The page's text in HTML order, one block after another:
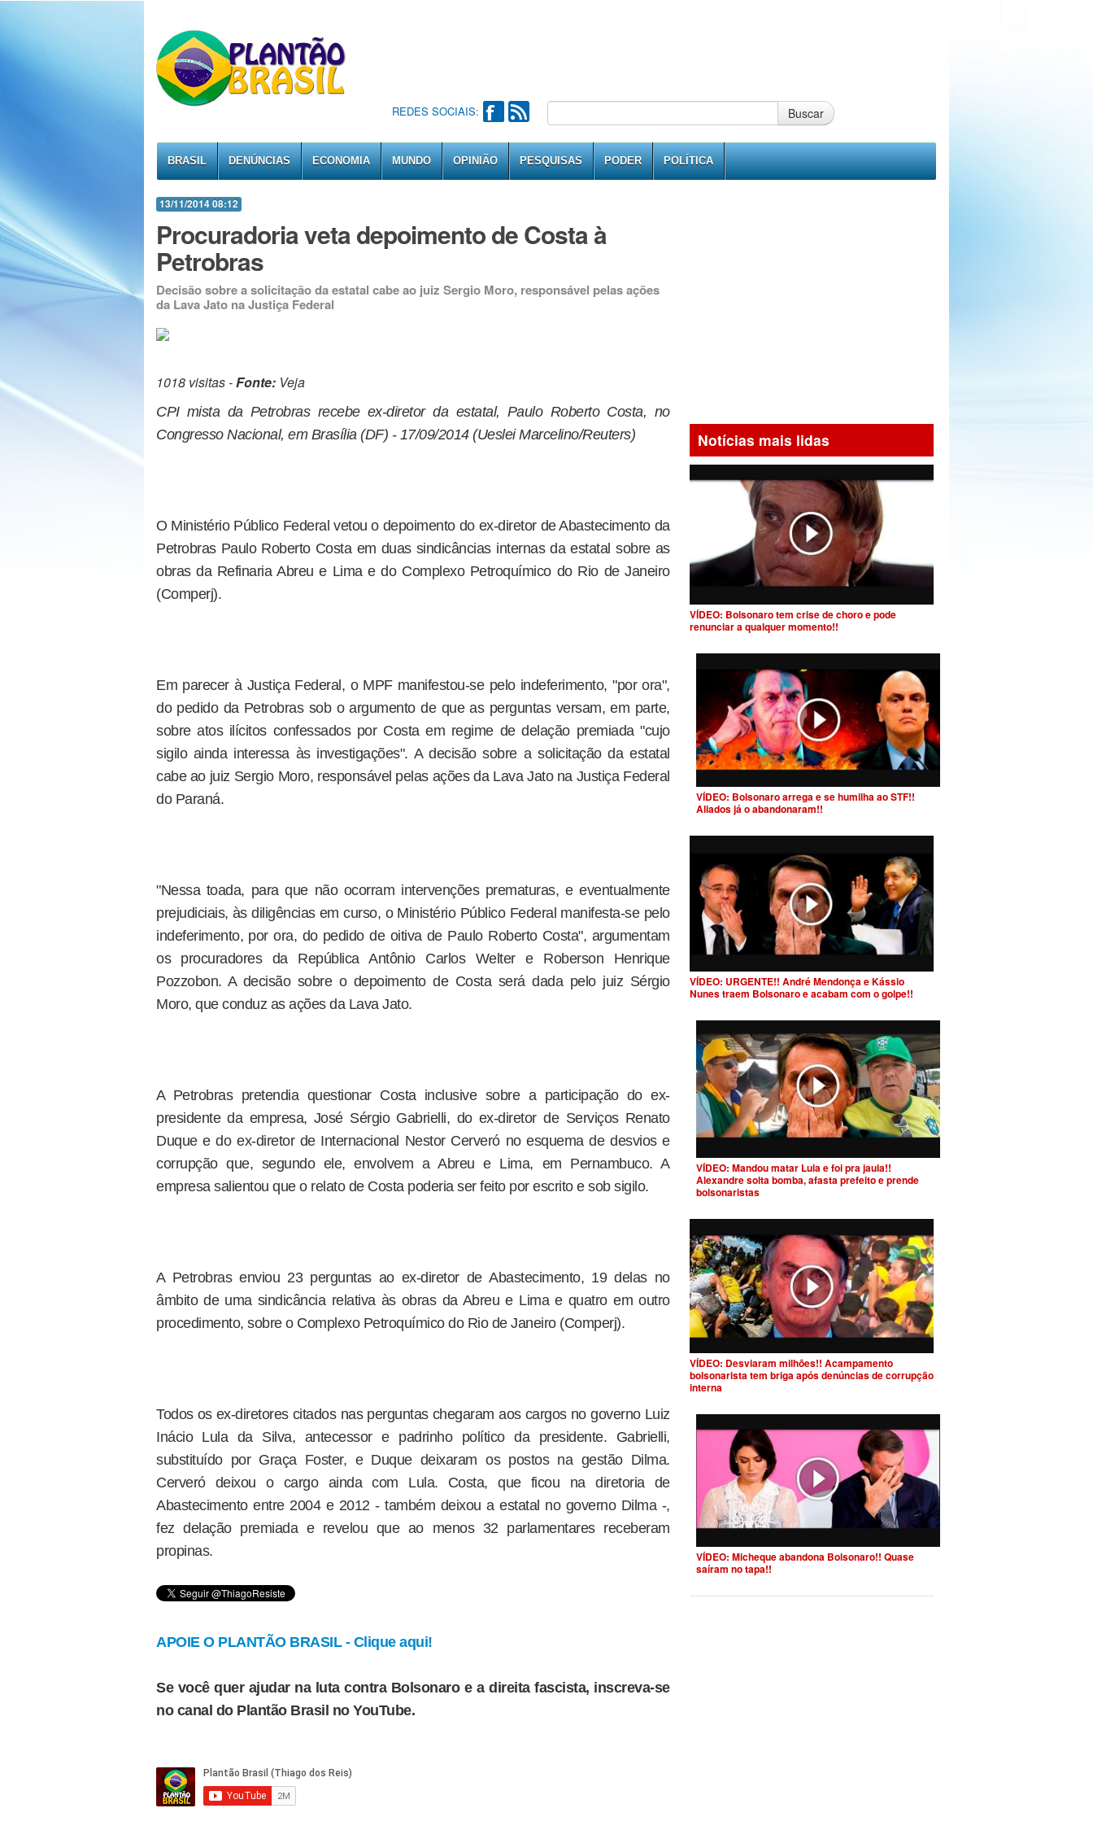
REDES SOCIAIS: Buscar
BRASIL DENÚNCIAS ECONOMIA MUNDO OPINIÃO PESQUISAS PODER POLÍTICA
13/11/2014 08:12
Procuradoria veta depoimento de Costa à
Petrobras
Decisão sobre a solicitação da estatal cabe ao juiz Sergio Moro, responsável pelas ações
da Lava Jato na Justiça Federal
1018 visitas -Fonte: Veja
CPI mista da Petrobras recebe ex-diretor da estatal, Paulo Roberto Costa, no
Congresso Nacional, em Brasília (DF) - 17/09/2014 (Ueslei Marcelino/Reuters)
O Ministério Público Federal vetou o depoimento do ex-diretor de Abastecimento da
Petrobras Paulo Roberto Costa em duas sindicâncias internas da estatal sobre as
obras da Refinaria Abreu e Lima e do Complexo Petroquímico do Rio de Janeiro
(Comperj).
Em parecer à Justiça Federal, o MPF manifestou-se pelo indeferimento, "por ora",
do pedido da Petrobras sob o argumento de que as perguntas versam, em parte,
sobre atos ilícitos confessados por Costa em regime de delação premiada "cujo
sigilo ainda interessa às investigações". A decisão sobre a solicitação da estatal
cabe ao juiz Sergio Moro, responsável pelas ações da Lava Jato na Justiça Federal
do Paraná.
"Nessa toada, para que não ocorram intervenções prematuras, e eventualmente
prejudiciais, às diligências em curso, o Ministério Público Federal manifesta-se pelo
indeferimento, por ora, do pedido de oitiva de Paulo Roberto Costa", argumentam
os procuradores da República Antônio Carlos Welter e Roberson Henrique
Pozzobon. A decisão sobre o depoimento de Costa será dada pelo juiz Sérgio
Moro, que conduz as ações da Lava Jato.
A Petrobras pretendia questionar Costa inclusive sobre a participação do ex-
presidente da empresa, José Sérgio Gabrielli, do ex-diretor de Serviços Renato
Duque e do ex-diretor de Internacional Nestor Cerveró no esquema de desvios e
corrupção que, segundo ele, envolvem a Abreu e Lima, em Pernambuco. A
empresa salientou que o relato de Costa poderia ser feito por escrito e sob sigilo.
A Petrobras enviou 23 perguntas ao ex-diretor de Abastecimento, 19 delas no
âmbito de uma sindicância relativa às obras da Abreu e Lima e quatro em outro
procedimento, sobre o Complexo Petroquímico do Rio de Janeiro (Comperj).
Todos os ex-diretores citados nas perguntas chegaram aos cargos no governo Luiz
Inácio Lula da Silva, antecessor e padrinho político da presidente. Gabrielli,
substituído por Graça Foster, e Duque deixaram os postos na gestão Dilma.
Cerveró deixou o cargo ainda com Lula. Costa, que ficou na diretoria de
Abastecimento entre 2004 e 2012 - também deixou a estatal no governo Dilma -,
fez delação premiada e revelou que ao menos 32 parlamentares receberam
propinas.
APOIE O PLANTÃO BRASIL - Clique aqui!
Se você quer ajudar na luta contra Bolsonaro e a direita fascista, inscreva-se
no canal do Plantão Brasil no YouTube.
Notícias mais lidas
VÍDEO: Bolsonaro tem crise de choro e pode
renunciar a qualquer momento!!
VÍDEO: Bolsonaro arrega e se humilha ao STF!!
Aliados já o abandonaram!!
VÍDEO: URGENTE!! André Mendonça e Kássio
Nunes traem Bolsonaro e acabam com o golpe!!
VÍDEO: Mandou matar Lula e foi pra jaula!!
Alexandre solta bomba, afasta prefeito e prende
bolsonaristas
VÍDEO: Desviaram milhões!! Acampamento
bolsonarista tem briga após denúncias de corrupção
interna
VÍDEO: Micheque abandona Bolsonaro!! Quase
saíram no tapa!!